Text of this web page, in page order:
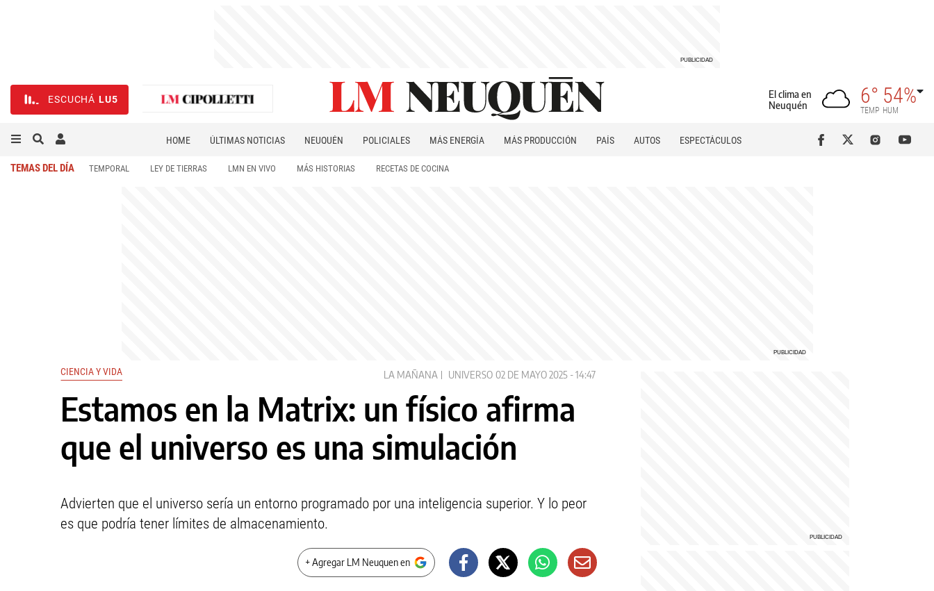
ESCUCHÁ LU5
El clima en
Neuquén
6°
TEMP
54%
HUM
HOME ÚLTIMAS NOTICIAS NEUQUÉN POLICIALES MÁS ENERGÍA MÁS PRODUCCIÓN PAÍS AUTOS
ESPECTÁCULOS
TEMAS DEL DÍA TEMPORAL LEY DE TIERRAS LMN EN VIVO MÁS HISTORIAS RECETAS DE COCINA
CIENCIA Y VIDA LA MAÑANA UNIVERSO 02 DE MAYO 2025 - 14:47
Estamos en la Matrix: un físico afirma
que el universo es una simulación
Advierten que el universo sería un entorno programado por una inteligencia superior. Y lo peor
es que podría tener límites de almacenamiento.
+ Agregar LM Neuquen en